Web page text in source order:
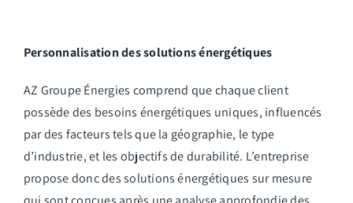
Personnalisation des solutions énergétiques
AZ Groupe Énergies comprend que chaque client
possède des besoins énergétiques uniques, influencés
par des facteurs tels que la géographie, le type
d’industrie, et les objectifs de durabilité. L’entreprise
propose donc des solutions énergétiques sur mesure